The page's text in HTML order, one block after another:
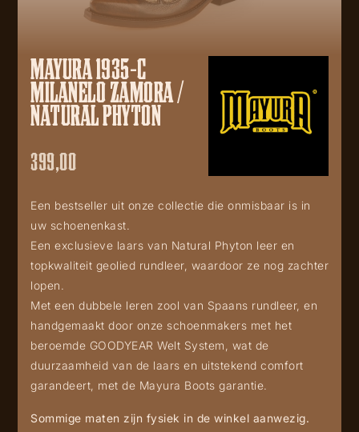
MAYURA 1935-C
MILANELO ZAMORA /
NATURAL PHYTON
399,00
Een bestseller uit onze collectie die onmisbaar is in
uw schoenenkast.
Een exclusieve laars van Natural Phyton leer en
topkwaliteit geolied rundleer, waardoor ze nog zachter
lopen.
Met een dubbele leren zool van Spaans rundleer, en
handgemaakt door onze schoenmakers met het
beroemde GOODYEAR Welt System, wat de
duurzaamheid van de laars en uitstekend comfort
garandeert, met de Mayura Boots garantie.
Sommige maten zijn fysiek in de winkel aanwezig.